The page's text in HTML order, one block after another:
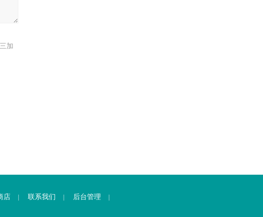
加
店 联系我们 后台管理